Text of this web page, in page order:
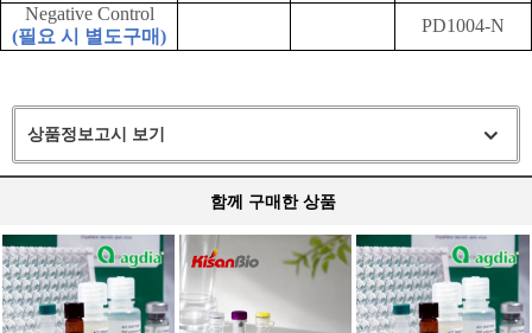
Negative Control
(필요 시 별도구매)
PD1004-N
상품정보고시 보기
함께 구매한 상품